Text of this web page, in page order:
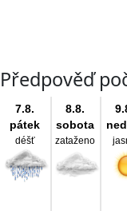
Předpověď
7.8.
pátek
déšť
8.8.
sobota
zataženo